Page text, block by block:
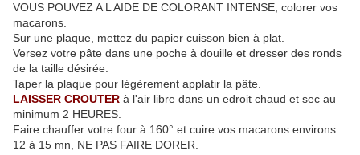
VOUS POUVEZ A L AIDE DE COLORANT INTENSE, colorer vos
macarons.
Sur une plaque, mettez du papier cuisson bien à plat.
Versez votre pâte dans une poche à douille et dresser des ronds
de la taille désirée.
Taper la plaque pour légèrement applatir la pâte.
LAISSER CROUTER à l'air libre dans un edroit chaud et sec au
minimum 2 HEURES.
Faire chauffer votre four à 160° et cuire vos macarons environs
12 à 15 mn, NE PAS FAIRE DORER.